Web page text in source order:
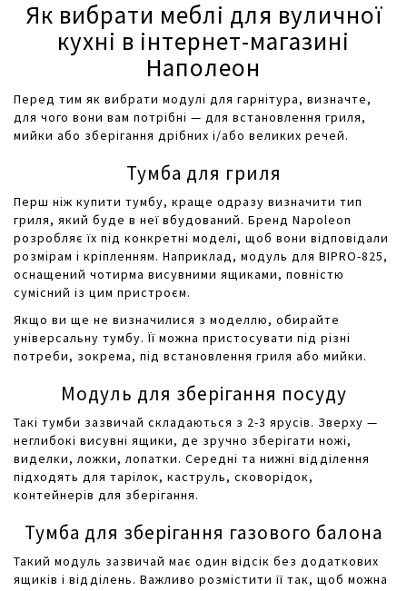
Як вибрати меблі для вуличної
кухні в інтернет-магазині
Наполеон
Перед тим як вибрати модулі для гарнітура, визначте,
для чого вони вам потрібні — для встановлення гриля,
мийки або зберігання дрібних і/або великих речей.
Тумба для гриля
Перш ніж купити тумбу, краще одразу визначити тип
гриля, який буде в неї вбудований. Бренд Napoleon
розробляє їх під конкретні моделі, щоб вони відповідали
розмірам і кріпленням. Наприклад, модуль для BIPRO-825,
оснащений чотирма висувними ящиками, повністю
сумісний із цим пристроєм.
Якщо ви ще не визначилися з моделлю, обирайте
універсальну тумбу. Її можна пристосувати під різні
потреби, зокрема, під встановлення гриля або мийки.
Модуль для зберігання посуду
Такі тумби зазвичай складаються з 2-3 ярусів. Зверху —
неглибокі висувні ящики, де зручно зберігати ножі,
виделки, ложки, лопатки. Середні та нижні відділення
підходять для тарілок, каструль, сковорідок,
контейнерів для зберігання.
Тумба для зберігання газового балона
Такий модуль зазвичай має один відсік без додаткових
ящиків і відділень. Важливо розмістити її так, щоб можна